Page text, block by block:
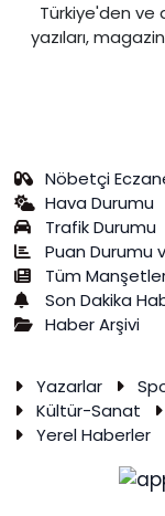
Türkiye'den ve
yazıları,
Nöbetçi
Hava Durumu
Trafik Durumu
Puan Durumu
Tüm
Son Dakika
Haber Arşivi
Yazarlar
Kültür-Sanat
Yerel Haberler